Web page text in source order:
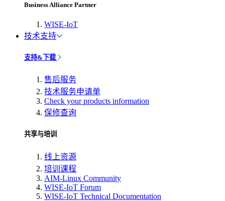
Business Alliance Partner
WISE-IoT
技术支持
支持&下载
售后服务
技术服务申请单
Check your products information
保修查询
共享与培训
线上资源
培训课程
AIM-Linux Community
WISE-IoT Forum
WISE-IoT Technical Documentation